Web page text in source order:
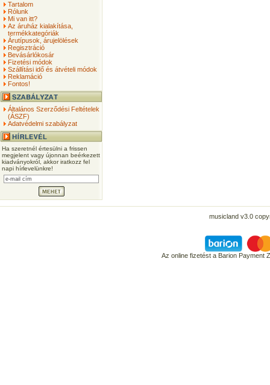
Tartalom
Rólunk
Mi van itt?
Az áruház kialakítása,
termékkategóriák
Árutípusok, árujelölések
Regisztráció
Bevásárlókosár
Fizetési módok
Szállítási idő és átvételi módok
Reklamáció
Fontos!
Általános Szerződési Feltételek
(ÁSZF)
Adatvédelmi szabályzat
Ha szeretnél értesülni a frissen
megjelent vagy újonnan beérkezett
kiadványokról, akkor iratkozz fel
napi hírlevelünkre!
musicland v3.0
Az online fizetést a Barion Payment